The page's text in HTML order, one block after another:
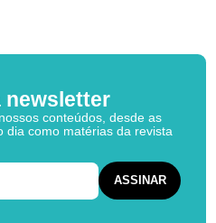
newsletter
conteúdos, desde as
dia como matérias da revista